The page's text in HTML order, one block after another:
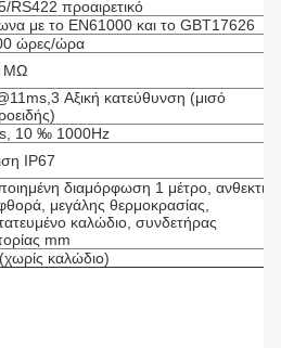
RS422 προαιρετικό
με το EN61000 και το GBT17626
ώρες/ώρα
MΩ
Αξική κατεύθυνση (μισό
10 ‰ 1000Hz
IP67
διαμόρφωση 1 μέτρο, ανθεκτικό
μεγάλης θερμοκρασίας,
καλώδιο, συνδετήρας
mm
καλώδιο)